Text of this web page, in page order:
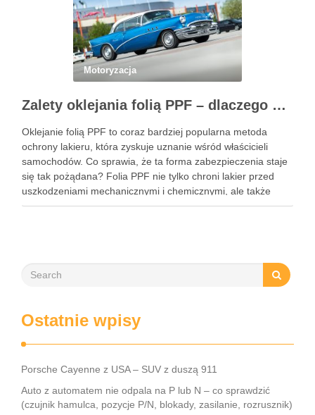
Motoryzacja
Zalety oklejania folią PPF – dlaczego warto zainwestować w ochronę lakieru?
Oklejanie folią PPF to coraz bardziej popularna metoda
ochrony lakieru, która zyskuje uznanie wśród właścicieli
samochodów. Co sprawia, że ta forma zabezpieczenia staje
się tak pożądana? Folia PPF nie tylko chroni lakier przed
uszkodzeniami mechanicznymi i chemicznymi, ale także
zachowuje estetykę pojazdu przez wiele lat. Dzięki swoim
Ostatnie wpisy
Porsche Cayenne z USA – SUV z duszą 911
Auto z automatem nie odpala na P lub N – co sprawdzić
(czujnik hamulca, pozycje P/N, blokady, zasilanie, rozrusznik)